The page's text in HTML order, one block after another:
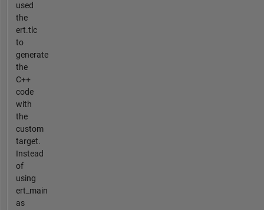
used
the
ert.tlc
to
generate
the
C++
code
with
the
custom
target.
Instead
of
using
ert_main
as